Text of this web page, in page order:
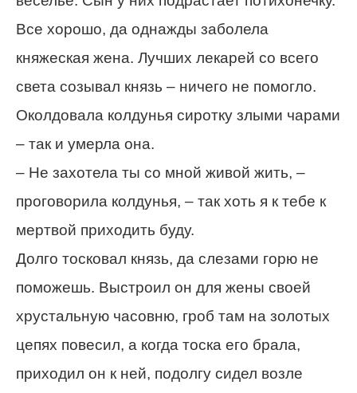
Все хорошо, да однажды заболела
княжеская жена. Лучших лекарей со всего
света созывал князь – ничего не помогло.
Околдовала колдунья сиротку злыми чарами
– так и умерла она.
– Не захотела ты со мной живой жить, –
проговорила колдунья, – так хоть я к тебе к
мертвой приходить буду.
Долго тосковал князь, да слезами горю не
поможешь. Выстроил он для жены своей
хрустальную часовню, гроб там на золотых
цепях повесил, а когда тоска его брала,
приходил он к ней, подолгу сидел возле